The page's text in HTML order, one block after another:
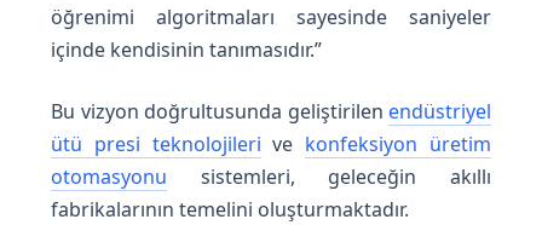
öğrenimi algoritmaları sayesinde saniyeler
içinde kendisinin tanımasıdır.”
Bu vizyon doğrultusunda geliştirilen endüstriyel
ütü presi teknolojileri ve konfeksiyon üretim
otomasyonu sistemleri, geleceğin akıllı
fabrikalarının temelini oluşturmaktadır.